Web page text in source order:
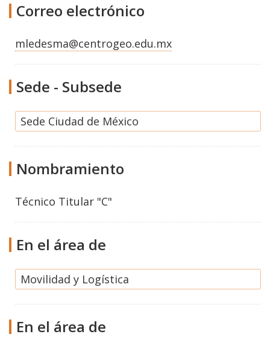
Correo electrónico
mledesma@centrogeo.edu.mx
Sede - Subsede
Sede Ciudad de México
Nombramiento
Técnico Titular "C"
En el área de
Movilidad y Logística
En el área de